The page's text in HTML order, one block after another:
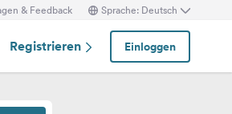
& Feedback Sprache: Deutsch
Registrieren Einloggen